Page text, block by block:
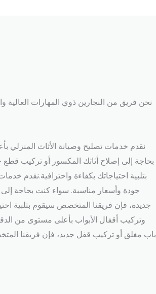
نحن فريق من النجارين ذوي المهارات العالية
نقدم خدمات تصليح وصيانة الأثاث المنزلي
بحاجة إلى إصلاح أثاثك المكسور أو تركيب
بتلبية احتياجاتك بكفاءة واحترافية.نقدم
جودة وأسعار مناسبة. سواء كنت بحاجة
جديدة، فإن فريقنا المتخصص سيقوم بتلبية
وتركيب أقفال الأبواب بأعلى مستوى من
باب مغلق أو تركيب قفل جديد، فإن فريقنا